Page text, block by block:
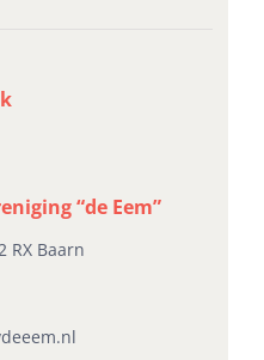
“de Eem”
RX Baarn